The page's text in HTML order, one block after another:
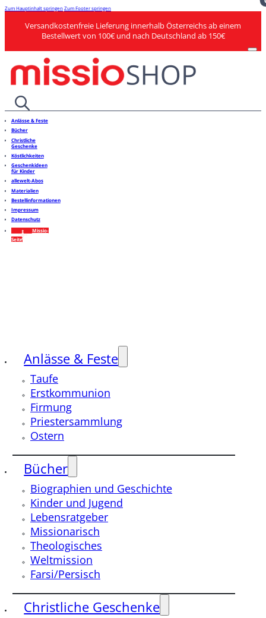
Zum Hauptinhalt springenZum Footer springen
Versandkostenfreie Lieferung innerhalb Österreichs ab einem
Bestellwert von 100€ und nach Deutschland ab 150€
Anlässe & Feste
Bücher
Christliche
Geschenke
Köstlichkeiten
Geschenkideen
für Kinder
allewelt-Abos
Materialien
Bestellinformationen
Impressum
Datenschutz
Missio-
Seite
Anlässe & Feste
Taufe
Erstkommunion
Firmung
Priestersammlung
Ostern
Bücher
Biographien und Geschichte
Kinder und Jugend
Lebensratgeber
Missionarisch
Theologisches
Weltmission
Farsi/Persisch
Christliche Geschenke